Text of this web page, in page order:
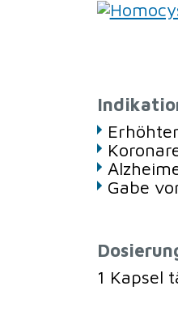
Gabe
1 Kapsel